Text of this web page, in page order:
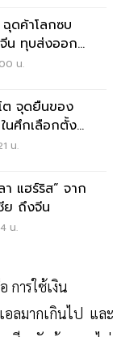
ดค้าโลกซบ
น ทุบส่งออก
น.
ต จุดยืนของ
นศึกเลือกตั้ง
น.
แฮร์ริส” จาก
ย ถึงจีน
น.
การใช้เงิน
อลมากเกินไป และ